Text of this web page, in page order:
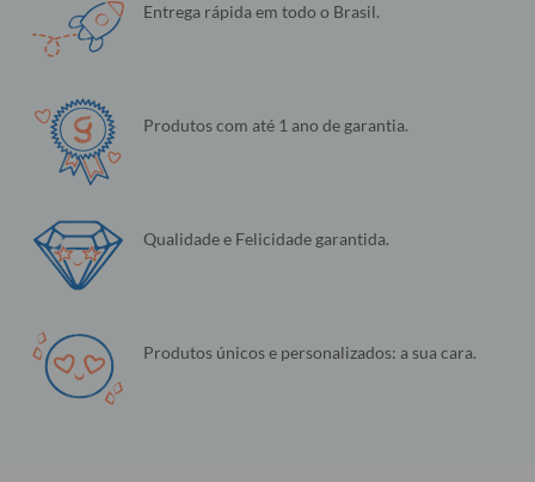
Entrega rápida em todo o Brasil.
Produtos com até 1 ano de garantia.
Qualidade e Felicidade garantida.
Produtos únicos e personalizados: a sua cara.